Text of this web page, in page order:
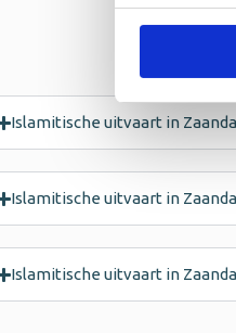
Islamitische uitvaart in
Islamitische uitvaart in
Islamitische uitvaart in